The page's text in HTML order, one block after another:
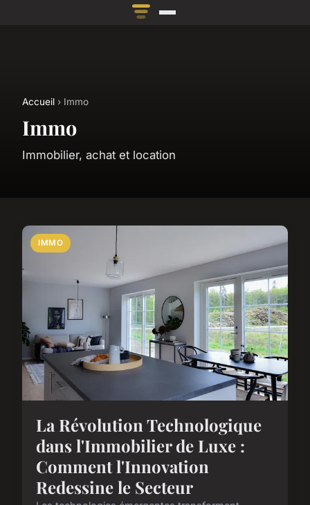
Accueil › Immo
Immo
Immobilier, achat et location
IMMO
La Révolution Technologique
dans l'Immobilier de Luxe :
Comment l'Innovation
Redessine le Secteur